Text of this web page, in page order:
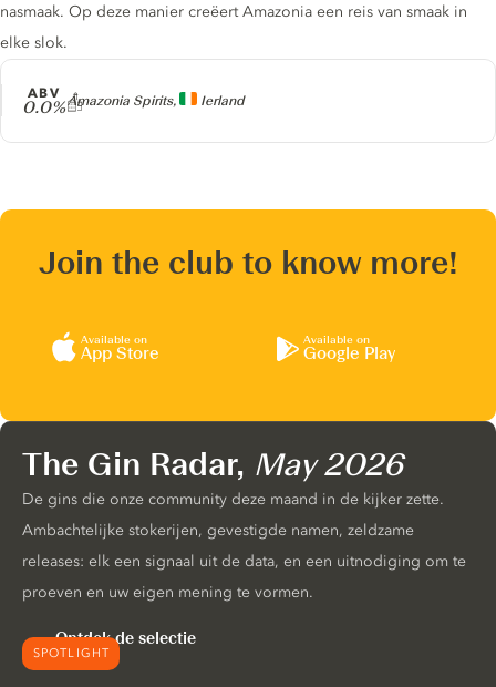
Producer
Amazonia Spirits, Ierland
ABV
0.0%
nasmaak. Op deze manier creëert Amazonia een reis van smaak in
elke slok.
Join the club to know more!
Available on
App Store
Available on
Google Play
SPOTLIGHT
The Gin Radar, May 2026
De gins die onze community deze maand in de kijker zette.
Ambachtelijke stokerijen, gevestigde namen, zeldzame
releases: elk een signaal uit de data, en een uitnodiging om te
proeven en uw eigen mening te vormen.
Ontdek de selectie